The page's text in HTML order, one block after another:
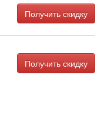
Получить скидку
Получить скидку